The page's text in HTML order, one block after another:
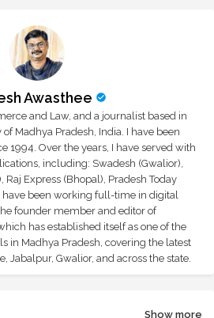
Awasthee
and Law, and a journalist based in
Madhya Pradesh, India. I have been
1994. Over the years, I have served with
including: Swadesh (Gwalior),
Raj Express (Bhopal), Pradesh Today
have been working full-time in digital
founder member and editor of
has established itself as one of the
in Madhya Pradesh, covering the latest
Jabalpur, Gwalior, and across the state.
Show more